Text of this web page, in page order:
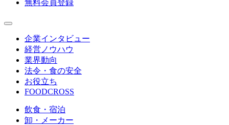
無料会員登録
企業インタビュー
経営ノウハウ
業界動向
法令・食の安全
お役立ち
FOODCROSS
飲食・宿泊
卸・メーカー